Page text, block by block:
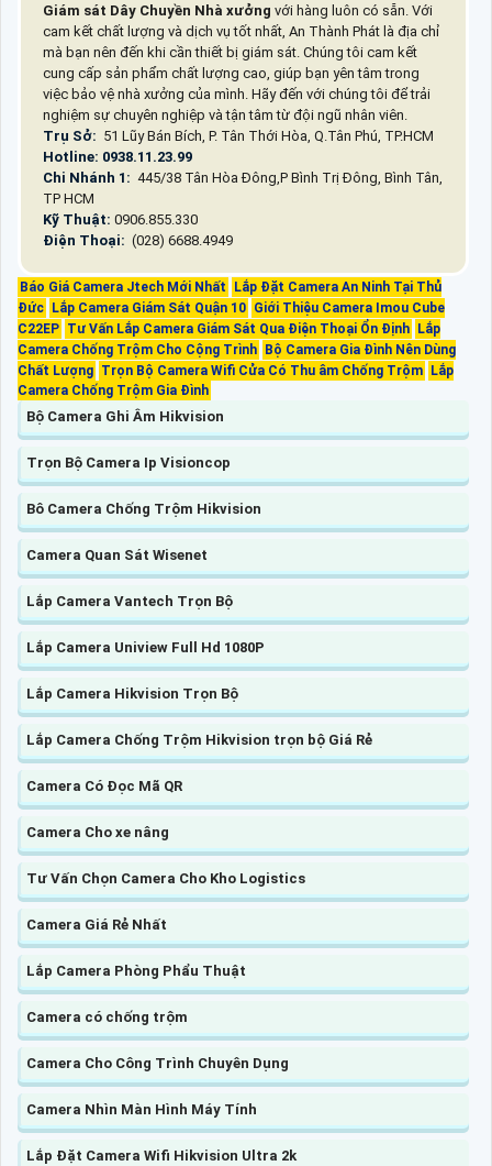
Giám sát Dây Chuyền Nhà xưởng với hàng luôn có sẵn. Với
cam kết chất lượng và dịch vụ tốt nhất, An Thành Phát là địa chỉ
mà bạn nên đến khi cần thiết bị giám sát. Chúng tôi cam kết
cung cấp sản phẩm chất lượng cao, giúp bạn yên tâm trong
việc bảo vệ nhà xưởng của mình. Hãy đến với chúng tôi để trải
nghiệm sự chuyên nghiệp và tận tâm từ đội ngũ nhân viên.
Trụ Sở: 51 Lũy Bán Bích, P. Tân Thới Hòa, Q.Tân Phú, TP.HCM
Hotline: 0938.11.23.99
Chi Nhánh 1: 445/38 Tân Hòa Đông,P Bình Trị Đông, Bình Tân,
TP HCM
Kỹ Thuật: 0906.855.330
Điện Thoại: (028) 6688.4949
Báo Giá Camera Jtech Mới Nhất
Lắp Đặt Camera An Ninh Tại Thủ
Đức
Lắp Camera Giám Sát Quận 10 Giới Thiệu Camera Imou Cube
C22EP Tư Vấn Lắp Camera Giám Sát Qua Điện Thoại Ổn Định
Lắp
Camera Chống Trộm Cho Cộng Trình
Bộ Camera Gia Đình Nên Dùng
Chất Lượng Trọn Bộ Camera Wifi Cửa Có Thu âm Chống Trộm
Lắp
Camera Chống Trộm Gia Đình
Bộ Camera Ghi Âm Hikvision
Trọn Bộ Camera Ip Visioncop
Bô Camera Chống Trộm Hikvision
Camera Quan Sát Wisenet
Lắp Camera Vantech Trọn Bộ
Lắp Camera Uniview Full Hd 1080P
Lắp Camera Hikvision Trọn Bộ
Lắp Camera Chống Trộm Hikvision trọn bộ Giá Rẻ
Camera Có Đọc Mã QR
Camera Cho xe nâng
Tư Vấn Chọn Camera Cho Kho Logistics
Camera Giá Rẻ Nhất
Lắp Camera Phòng Phẩu Thuật
Camera có chống trộm
Camera Cho Công Trình Chuyên Dụng
Camera Nhìn Màn Hình Máy Tính
Lắp Đặt Camera Wifi Hikvision Ultra 2k